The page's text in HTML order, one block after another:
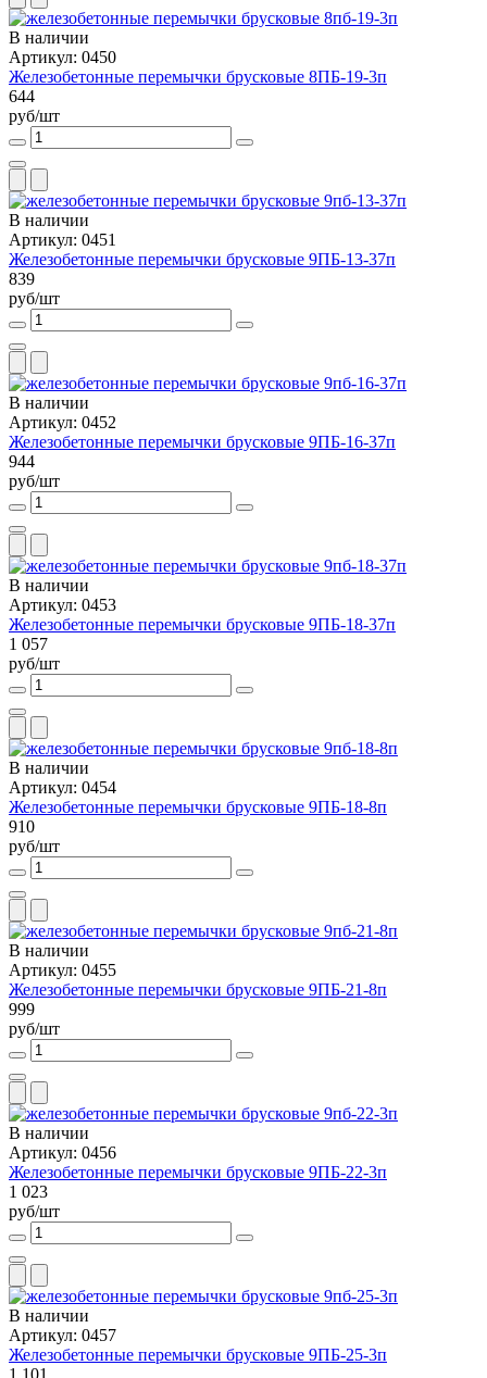
В наличии
Артикул: 0450
Железобетонные перемычки брусковые 8ПБ-19-3п
644
руб/шт
В наличии
Артикул: 0451
Железобетонные перемычки брусковые 9ПБ-13-37п
839
руб/шт
В наличии
Артикул: 0452
Железобетонные перемычки брусковые 9ПБ-16-37п
944
руб/шт
В наличии
Артикул: 0453
Железобетонные перемычки брусковые 9ПБ-18-37п
1 057
руб/шт
В наличии
Артикул: 0454
Железобетонные перемычки брусковые 9ПБ-18-8п
910
руб/шт
В наличии
Артикул: 0455
Железобетонные перемычки брусковые 9ПБ-21-8п
999
руб/шт
В наличии
Артикул: 0456
Железобетонные перемычки брусковые 9ПБ-22-3п
1 023
руб/шт
В наличии
Артикул: 0457
Железобетонные перемычки брусковые 9ПБ-25-3п
1 101